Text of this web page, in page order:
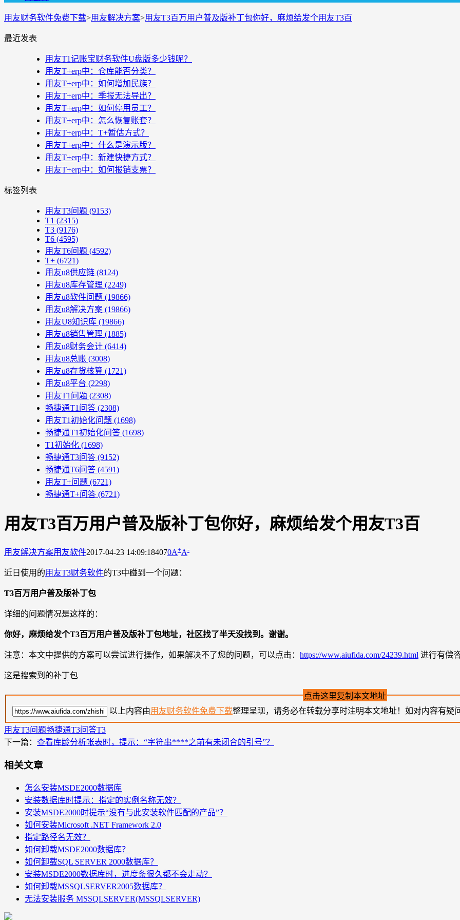
用友财务软件免费下载>用友解决方案>用友T3百万用户普及版补丁包你好，麻烦给发个用友T3百
最近发表
用友T1记账宝财务软件U盘版多少钱呢？
用友T+erp中：仓库能否分类？
用友T+erp中：如何增加民族？
用友T+erp中：季报无法导出？
用友T+erp中：如何停用员工？
用友T+erp中：怎么恢复账套？
用友T+erp中：T+暂估方式？
用友T+erp中：什么是演示版？
用友T+erp中：新建快捷方式？
用友T+erp中：如何报销支票？
标签列表
用友T3问题 (9153)
T1 (2315)
T3 (9176)
T6 (4595)
用友T6问题 (4592)
T+ (6721)
用友u8供应链 (8124)
用友u8库存管理 (2249)
用友u8软件问题 (19866)
用友u8解决方案 (19866)
用友U8知识库 (19866)
用友u8销售管理 (1885)
用友u8财务会计 (6414)
用友u8总账 (3008)
用友u8存货核算 (1721)
用友u8平台 (2298)
用友T1问题 (2308)
畅捷通T1问答 (2308)
用友T1初始化问题 (1698)
畅捷通T1初始化问答 (1698)
T1初始化 (1698)
畅捷通T3问答 (9152)
畅捷通T6问答 (4591)
用友T+问题 (6721)
畅捷通T+问答 (6721)
用友T3百万用户普及版补丁包你好，麻烦给发个用友T3百
用友解决方案用友软件2017-04-23 14:09:184070A+A-
近日使用的用友T3财务软件的T3中碰到一个问题：
T3百万用户普及版补丁包
详细的问题情况是这样的：
你好，麻烦给发个T3百万用户普及版补丁包地址，社区找了半天没找到。谢谢。
注意：本文中提供的方案可以尝试进行操作，如果解决不了您的问题，可以点击： https://www.aiufida.com/24239.html 进行有偿
这是搜索到的补丁包
点击这里复制本文地址
以上内容由用友财务软件免费下载整理呈现，请务必在转载分享时注明本文地址！如对内容有疑
用友T3问题畅捷通T3问答T3
下一篇： 查看库龄分析帐表时，提示：“字符串****之前有未闭合的引号”？
相关文章
怎么安装MSDE2000数据库
安装数据库时提示：指定的实例名称无效？
安装MSDE2000时提示“没有与此安装软件匹配的产品”？
如何安装Microsoft .NET Framework 2.0
指定路径名无效？
如何卸载MSDE2000数据库？
如何卸载SQL SERVER 2000数据库？
安装MSDE2000数据库时，进度条很久都不会走动？
如何卸载MSSQLSERVER2005数据库？
无法安装服务 MSSQLSERVER(MSSQLSERVER)